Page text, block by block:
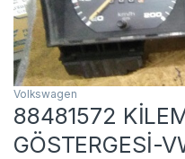
Volkswagen
88481572
GÖSTERGESİ-